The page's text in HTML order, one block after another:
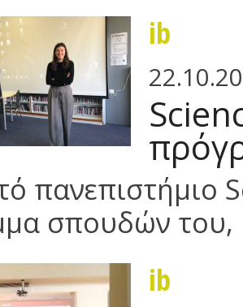
ib
πανεπιστήμιο
σπουδών του,
ib